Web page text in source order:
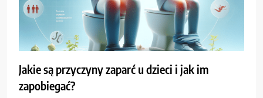
Jakie są przyczyny zaparć u dzieci i jak im
zapobiegać?